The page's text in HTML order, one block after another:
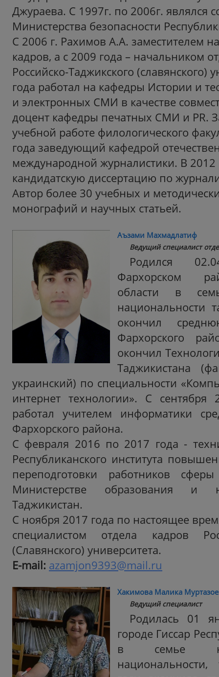
Джураева. С 1997г. по 2006г. являлся
Министерства безопасности
С 2006 г. Рахимов А.А. заместителем
кадров, а с 2009 года – начальником
Российско-Таджикского (славянского)
года работал на кафедры Истории и
и электронных СМИ в качестве
доцент кафедры печатных СМИ и PR.
учебной работе филологического
года заведующий кафедрой
международной журналистики. В 2012
кандидатскую диссертацию по
Автор более 30 учебных и
монографий и научных статьей.
Аъзами Махмадлатиф
Ведущий специалист
Родился
Фархорском
области в
национальности
окончил
Фархорского
окончил
Таджикистана
украинский) по специальности
интернет технологии». С
работал учителем информатики
Фархорского района.
С февраля 2016 по 2017 года -
Республиканского института
переподготовки работников
Министерстве образования и
Таджикистан.
С ноября 2017 года по настоящее
специалистом отдела кадров
(Славянского) университета.
E-mail: azamjon9393@mail.ru
Хакимова Малика
Ведущий специалист
Родилась 01
городе Гиссар
в семье